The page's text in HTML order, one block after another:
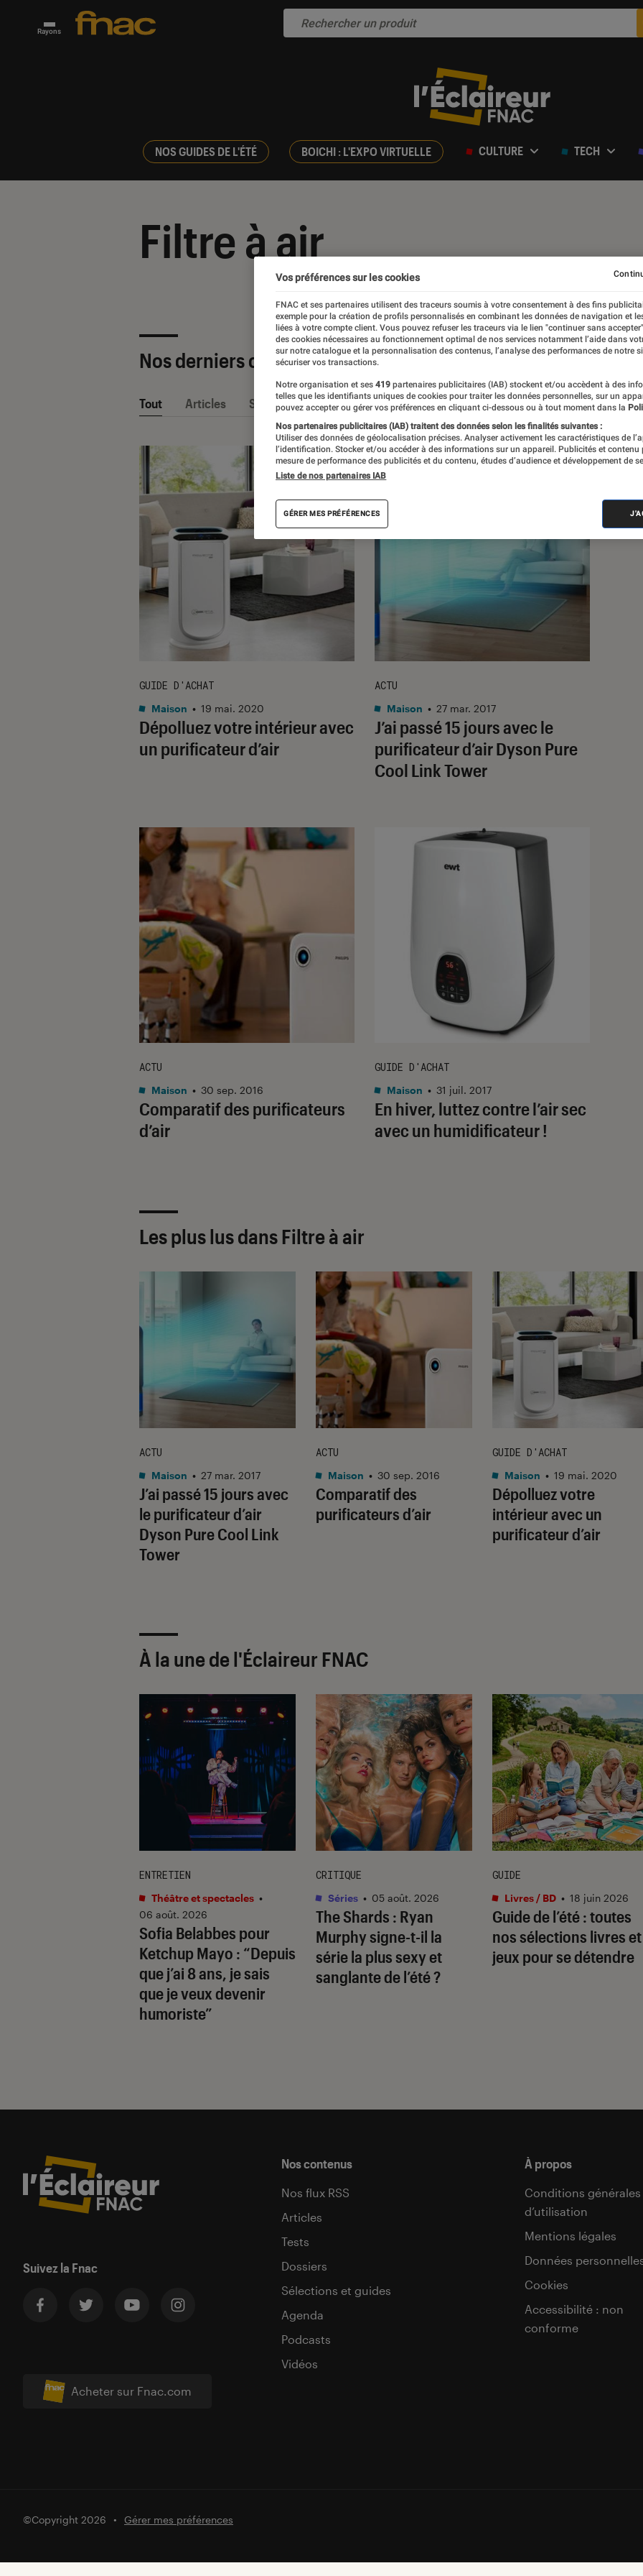
Rayons
NOS GUIDES DE L'ÉTÉ BOICHI : L'EXPO VIRTUELLE CULTURE TECH
Filtre à air
Nos derniers contenus
Tout Articles Sélections et guides
Dépolluez votre intérieur avec
un purificateur d’air
GUIDE D'ACHAT
Maison • 19 mai. 2020
J’ai passé 15 jours avec le
purificateur d’air Dyson Pure
Cool Link Tower
ACTU
Maison • 27 mar. 2017
Comparatif des purificateurs
d’air
ACTU
Maison • 30 sep. 2016
En hiver, luttez contre l’air sec
avec un humidificateur !
GUIDE D'ACHAT
Maison • 31 juil. 2017
Les plus lus dans Filtre à air
J’ai passé 15 jours avec
le purificateur d’air
Dyson Pure Cool Link
Tower
ACTU
Maison • 27 mar. 2017
Comparatif des
purificateurs d’air
ACTU
Maison • 30 sep. 2016
Dépolluez votre
intérieur avec un
purificateur d’air
GUIDE D'ACHAT
Maison • 19 mai. 2020
À la une de l'Éclaireur FNAC
Sofia Belabbes pour
Ketchup Mayo : “Depuis
que j’ai 8 ans, je sais
que je veux devenir
humoriste”
ENTRETIEN
Théâtre et spectacles •
06 août. 2026
The Shards : Ryan
Murphy signe-t-il la
série la plus sexy et
sanglante de l’été ?
CRITIQUE
Séries • 05 août. 2026
Guide de l’été : toutes
nos sélections livres et
jeux pour se détendre
GUIDE
Livres / BD • 18 juin 2026
Suivez la Fnac
Acheter sur Fnac.com
Nos contenus
Nos flux RSS
Articles
Tests
Dossiers
Sélections et guides
Agenda
Podcasts
Vidéos
À propos
Conditions générales
d’utilisation
Mentions légales
Données
Cookies
Accessibilité : non
conforme
©Copyright 2026 Gérer mes préférences
Vos préférences sur les cookies
FNAC et ses partenaires utilisent des traceurs soumis à votre consentement à des fins
exemple pour la création de profils personnalisés en combinant les données de navigation et
liées à votre compte client. Vous pouvez refuser les traceurs via le lien "continuer sans
des cookies nécessaires au fonctionnement optimal de nos services notamment l’aide dans
sur notre catalogue et la personnalisation des contenus, l’analyse des performances de notre
sécuriser vos transactions.
Notre organisation et ses 419 partenaires publicitaires (IAB) stockent et/ou accèdent à des
telles que les identifiants uniques de cookies pour traiter les données personnelles, sur un
pouvez accepter ou gérer vos préférences en cliquant ci-dessous ou à tout moment dans la
Nos partenaires publicitaires (IAB) traitent des données selon les finalités suivantes :
Utiliser des données de géolocalisation précises. Analyser activement les caractéristiques de
l’identification. Stocker et/ou accéder à des informations sur un appareil. Publicités et contenu
mesure de performance des publicités et du contenu, études d’audience et développement de
Liste de nos partenaires IAB
GÉRER MES PRÉFÉRENCES